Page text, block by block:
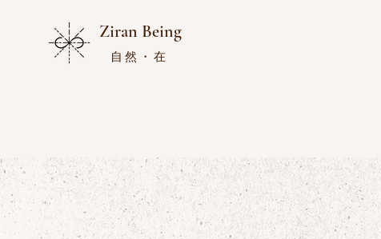
Ziran Being
自然・在